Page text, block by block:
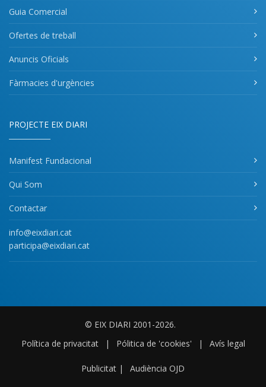
Guia Comercial
Ofertes de treball
Anuncis Oficials
Fàrmacies d'urgències
PROJECTE EIX DIARI
Manifest Fundacional
Qui Som
Contactar
info@eixdiari.cat
participa@eixdiari.cat
© EIX DIARI 2001-2026.
Política de privacitat
| Pólitica de 'cookies' | Avís legal
Publicitat | Audiència OJD